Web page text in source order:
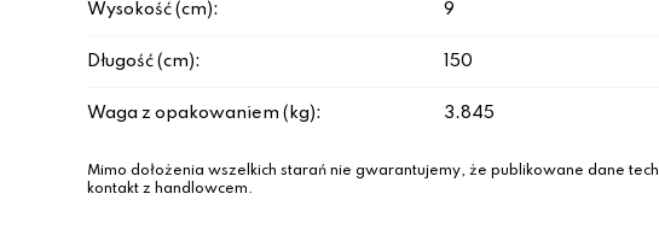
Wysokość (cm): 9
Długość (cm): 150
Waga z opakowaniem (kg): 3.845
Mimo dołożenia wszelkich starań nie gwarantujemy, że publikowane dane
kontakt z handlowcem.